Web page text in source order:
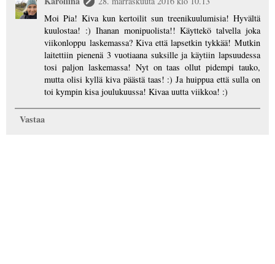
Moi Pia! Kiva kun kertoilit sun treenikuulumisia! Hyvältä
kuulostaa! :) Ihanan monipuolista!! Käyttekö talvella joka
viikonloppu laskemassa? Kiva että lapsetkin tykkää! Mutkin
laitettiin pienenä 3 vuotiaana suksille ja käytiin lapsuudessa
tosi paljon laskemassa! Nyt on taas ollut pidempi tauko,
mutta olisi kyllä kiva päästä taas! :) Ja huippua että sulla on
toi kympin kisa joulukuussa! Kivaa uutta viikkoa! :)
Vastaa